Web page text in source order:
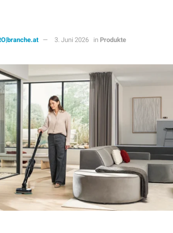
3. Juni 2026 in Produkte